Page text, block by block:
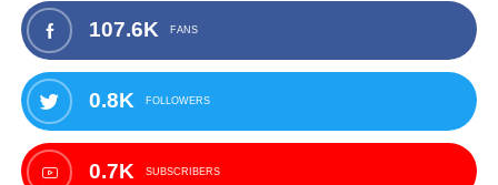
107.6K FANS
0.8K FOLLOWERS
0.7K SUBSCRIBERS